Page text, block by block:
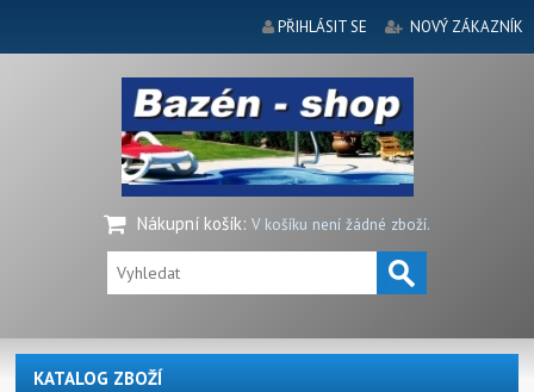
PŘIHLÁSIT SE NOVÝ ZÁKAZNÍK
Nákupní košík: V košíku není žádné zboží.
KATALOG ZBOŽÍ